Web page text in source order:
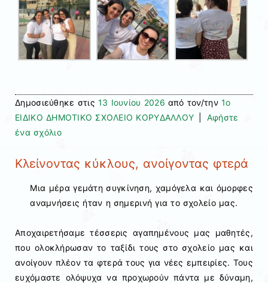
Δημοσιεύθηκε στις 13 Ιουνίου 2026 από τον/την 1ο
ΕΙΔΙΚΟ ΔΗΜΟΤΙΚΟ ΣΧΟΛΕΙΟ ΚΟΡΥΔΑΛΛΟΥ
Αφήστε
ένα σχόλιο
Κλείνοντας κύκλους, ανοίγοντας φτερά
Μια μέρα γεμάτη συγκίνηση, χαμόγελα και όμορφες
αναμνήσεις ήταν η σημερινή για το σχολείο μας.
Αποχαιρετήσαμε τέσσερις αγαπημένους μας μαθητές,
που ολοκλήρωσαν το ταξίδι τους στο σχολείο μας και
ανοίγουν πλέον τα φτερά τους για νέες εμπειρίες. Τους
ευχόμαστε ολόψυχα να προχωρούν πάντα με δύναμη,